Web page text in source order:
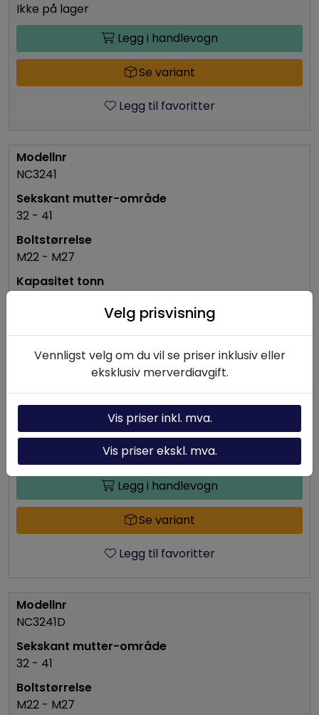
Ikke på lager
Legg i handlevogn
Se variant
Legg til favoritter
NC3241
32 - 41
M22 - M27
196 kN
-
+
Legg i handlevogn
Se variant
Legg til favoritter
NC3241D
32 - 41
M22 - M27
Velg prisvisning
Vennligst velg om du vil se priser inklusiv eller
eksklusiv merverdiavgift.
Vis priser inkl. mva.
Vis priser ekskl. mva.